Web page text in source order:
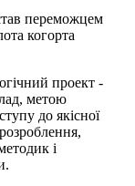
переможцем
когорта
проект -
метою
до якісної
і